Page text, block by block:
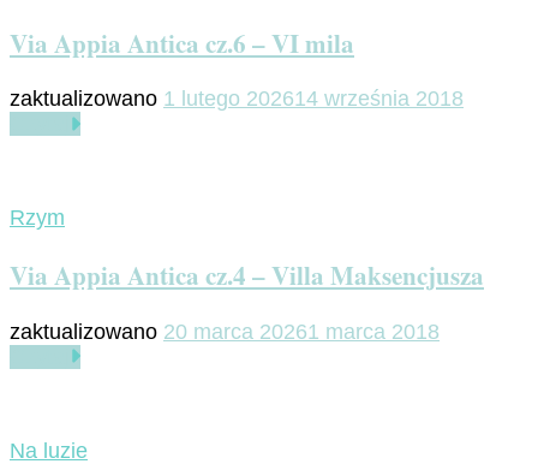
Via Appia Antica cz.6 – VI mila
zaktualizowano 1 lutego 202614 września 2018
Rzym
Via Appia Antica cz.4 – Villa Maksencjusza
zaktualizowano 20 marca 20261 marca 2018
Na luzie